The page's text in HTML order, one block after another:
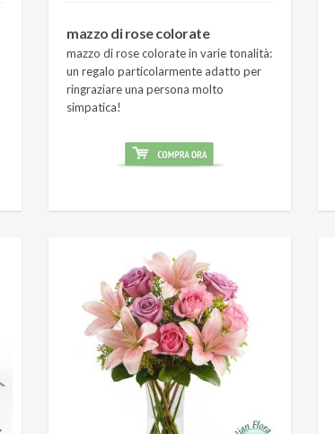
mazzo di rose colorate
mazzo di rose colorate in varie tonalità:
un regalo particolarmente adatto per
ringraziare una persona molto
simpatica!